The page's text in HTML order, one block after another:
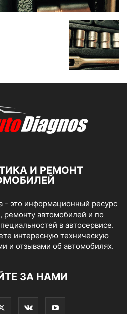
И РЕМОНТ
- это информационный ресурс
ремонту автомобилей и по
в автосервисе.
интересную техническую
и отзывами об автомобилях.
ЗА НАМИ